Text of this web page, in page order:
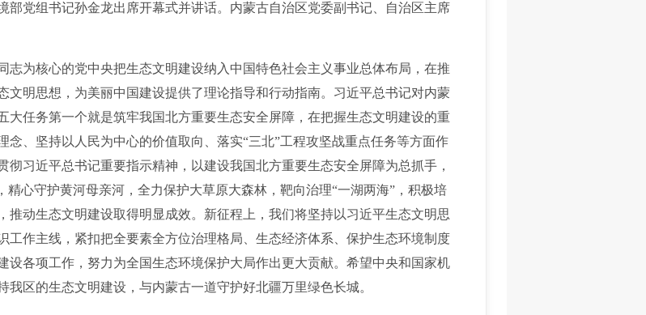
党组书记孙金龙出席开幕式并讲话。内蒙古自治区党委副书记、自治区主席
为核心的党中央把生态文明建设纳入中国特色社会主义事业总体布局，在推
文明思想，为美丽中国建设提供了理论指导和行动指南。习近平总书记对内蒙
大任务第一个就是筑牢我国北方重要生态安全屏障，在把握生态文明建设的重
念、坚持以人民为中心的价值取向、落实“三北”工程攻坚战重点任务等方面作
习近平总书记重要指示精神，以建设我国北方重要生态安全屏障为总抓手，
精心守护黄河母亲河，全力保护大草原大森林，靶向治理“一湖两海”，积极培
推动生态文明建设取得明显成效。新征程上，我们将坚持以习近平生态文明思
工作主线，紧扣把全要素全方位治理格局、生态经济体系、保护生态环境制度
设各项工作，努力为全国生态环境保护大局作出更大贡献。希望中央和国家机
我区的生态文明建设，与内蒙古一道守护好北疆万里绿色长城。